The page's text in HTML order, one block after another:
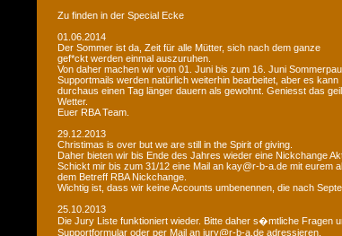
Zu finden in der Special Ecke
01.06.2014
Der Sommer ist da, Zeit für alle Mütter, sich nach dem ganze
gef*ckt werden einmal auszuruhen.
Von daher machen wir vom 01. Juni bis zum 16. Juni
Supportmails werden natürlich weiterhin bearbeitet, aber es kann
durchaus einen Tag länger dauern als gewohnt. Geniesst das
Wetter.
Euer RBA Team.
29.12.2013
Christimas is over but we are still in the Spirit of giving.
Daher bieten wir bis Ende des Jahres wieder eine Nickchange
Schickt mir bis zum 31/12 eine Mail an kay@r-b-a.de mit eurem
dem Betreff RBA Nickchange.
Wichtig ist, dass wir keine Accounts umbenennen, die nach
25.10.2013
Die Jury Liste funktioniert wieder. Bitte daher s�mtliche Fragen
Supportformular oder per Mail an jury@r-b-a.de adressieren.